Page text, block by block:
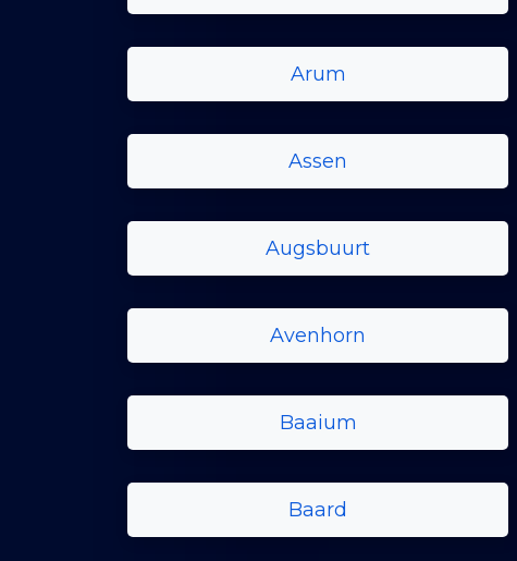
Arum
Assen
Augsbuurt
Avenhorn
Baaium
Baard